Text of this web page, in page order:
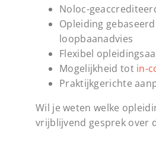
Noloc-
Opleiding
loopbaanadvies
Flexibel
Mogelijkheid tot in-
Praktijkgerichte
Wil je weten welke
vrijblijvend gesprek over